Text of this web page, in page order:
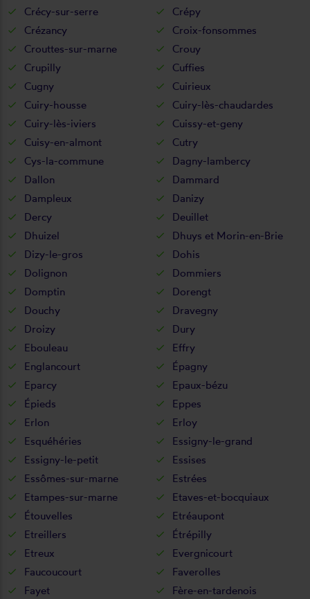
Crécy-sur-serre
Crépy
Crézancy
Croix-fonsommes
Crouttes-sur-marne
Crouy
Crupilly
Cuffies
Cugny
Cuirieux
Cuiry-housse
Cuiry-lès-chaudardes
Cuiry-lès-iviers
Cuissy-et-geny
Cuisy-en-almont
Cutry
Cys-la-commune
Dagny-lambercy
Dallon
Dammard
Dampleux
Danizy
Dercy
Deuillet
Dhuizel
Dhuys et Morin-en-Brie
Dizy-le-gros
Dohis
Dolignon
Dommiers
Domptin
Dorengt
Douchy
Dravegny
Droizy
Dury
Ebouleau
Effry
Englancourt
Épagny
Eparcy
Epaux-bézu
Épieds
Eppes
Erlon
Erloy
Esquéhéries
Essigny-le-grand
Essigny-le-petit
Essises
Essômes-sur-marne
Estrées
Etampes-sur-marne
Etaves-et-bocquiaux
Étouvelles
Etréaupont
Etreillers
Étrépilly
Etreux
Evergnicourt
Faucoucourt
Faverolles
Fayet
Fère-en-tardenois